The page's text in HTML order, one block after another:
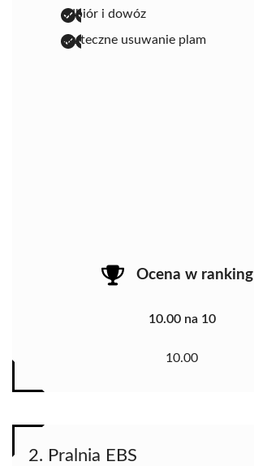
odbiór i dowóz
skuteczne usuwanie plam
Ocena w
10.00 na 10
10.00
2. Pralnia EBS